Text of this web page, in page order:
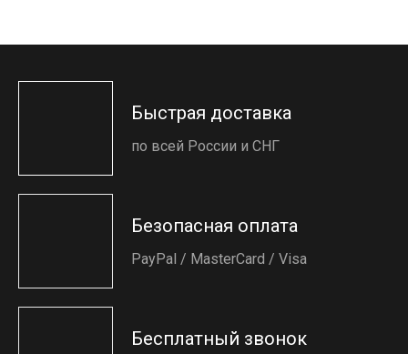
Быстрая доставка
по всей России и СНГ
Безопасная оплата
PayPal / MasterCard / Visa
Бесплатный звонок